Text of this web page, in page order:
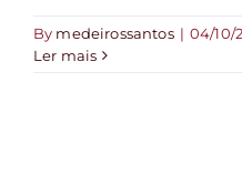
By medeirossantos | 04/10/
Ler mais